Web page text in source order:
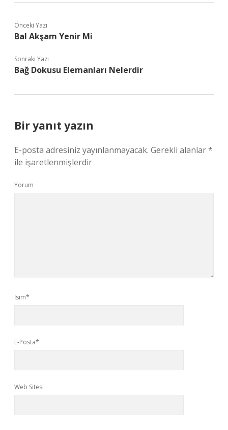
Önceki Yazı
Bal Akşam Yenir Mi
Sonraki Yazı
Bağ Dokusu Elemanları Nelerdir
Bir yanıt yazın
E-posta adresiniz yayınlanmayacak. Gerekli alanlar*
ile işaretlenmişlerdir
Yorum
İsim*
E-Posta*
Web Sitesi